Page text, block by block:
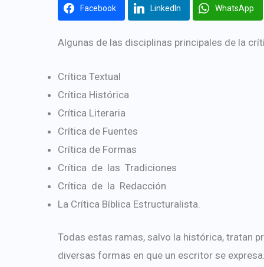
Facebook LinkedIn WhatsApp
Algunas de las disciplinas principales de la
Crítica Textual
Crítica Histórica
Crítica Literaria
Crítica de Fuentes
Crítica de Formas
Crítica de las Tradiciones
Crítica de la Redacción
La Crítica Bíblica Estructuralista.
Todas estas ramas, salvo la histórica, tratan
diversas formas en que un escritor se